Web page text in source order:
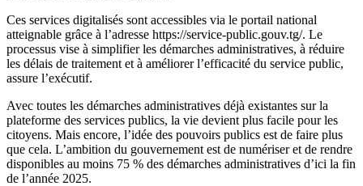
Ces services digitalisés sont accessibles via le portail national
atteignable grâce à l’adresse https://service-public.gouv.tg/. Le
processus vise à simplifier les démarches administratives, à réduire
les délais de traitement et à améliorer l’efficacité du service public,
assure l’exécutif.
Avec toutes les démarches administratives déjà existantes sur la
plateforme des services publics, la vie devient plus facile pour les
citoyens. Mais encore, l’idée des pouvoirs publics est de faire plus
que cela. L’ambition du gouvernement est de numériser et de rendre
disponibles au moins 75 % des démarches administratives d’ici la fin
de l’année 2025.